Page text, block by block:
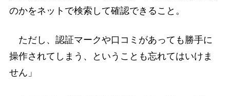
のかをネットで検索して確認できること。
ただし、認証マークや口コミがあっても勝手に
操作されてしまう、ということも忘れてはいけま
せん」